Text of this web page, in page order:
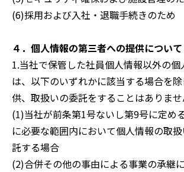
(6)採用および入社・退職手続きのため
４．個人情報の第三者への提供について
1.当社で保管した社員個人情報以外の個
は、以下のいずれかに該当する場合を
供、取扱いの委託をすることはありませ
(1)当社が前条第1号ないし第9号に定め
に必要な範囲内において個人情報の取
託する場合
(2)合併その他の事由による事業の承継